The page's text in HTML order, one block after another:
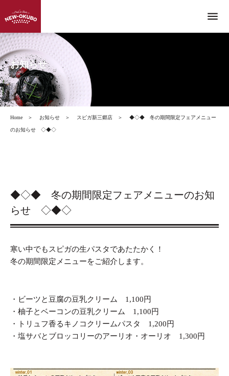
menu
お知らせ
Home ＞ お知らせ ＞ スピガ新三郷店 ＞ ◆◇◆ 冬の期間限定フェアメニュー
のお知らせ ◇◆◇
◆◇◆ 冬の期間限定フェアメニューのお知
らせ ◇◆◇
寒い中でもスピガの生パスタであたたかく！
冬の期間限定メニューをご紹介します。
・ビーツと豆腐の豆乳クリーム 1,100円
・柚子とベーコンの豆乳クリーム 1,100円
・トリュフ香るキノコクリームパスタ 1,200円
・塩サバとブロッコリーのアーリオ・オーリオ 1,300円